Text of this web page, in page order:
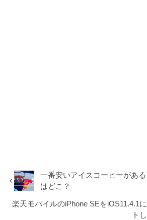
一番安いアイスコーヒーがあ
はどこ？
楽天モバイルのiPhone SEをiOS11.4.1
ト